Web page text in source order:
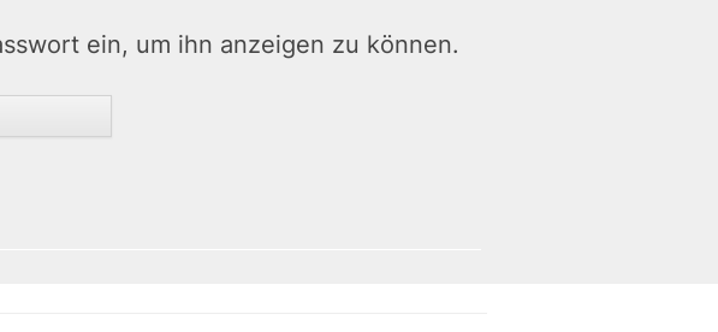
ein, um ihn anzeigen zu können.